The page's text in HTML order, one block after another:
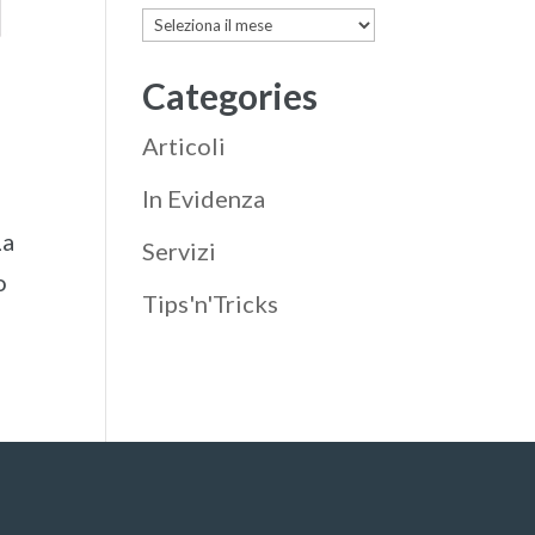
Archives
Categories
Articoli
In Evidenza
Servizi
Tips'n'Tricks